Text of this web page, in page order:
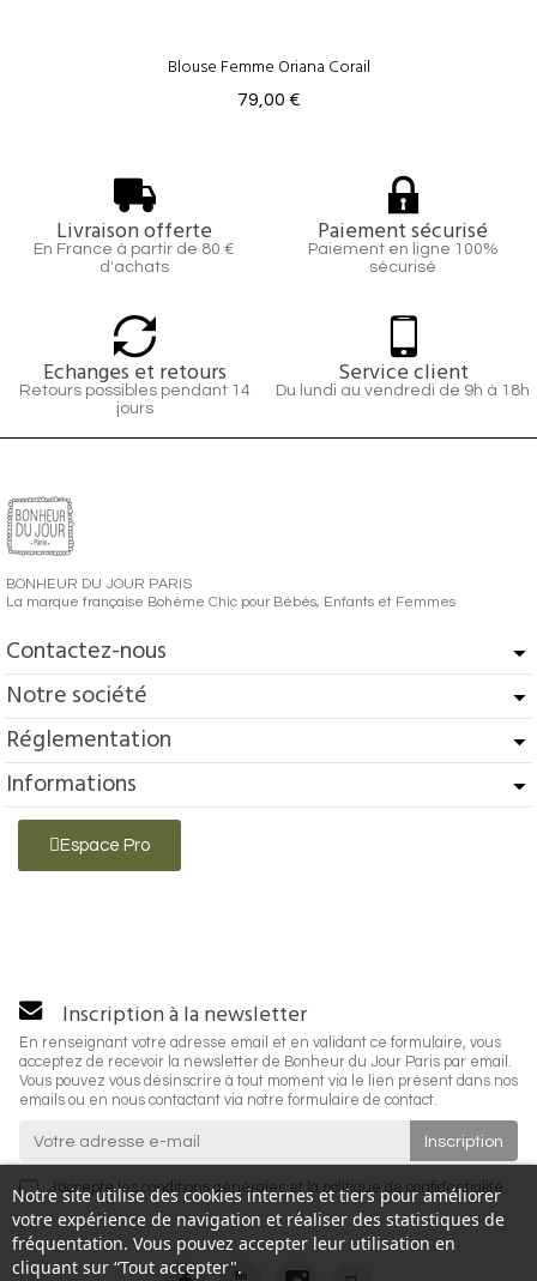
Blouse Femme Oriana Corail
79,00 €
Livraison offerte
En France à partir de 80 €
d'achats
Paiement sécurisé
Paiement en ligne 100%
sécurisé
Echanges et retours
Retours possibles pendant 14
jours
Service client
Du lundi au vendredi de 9h à 18h
BONHEUR DU JOUR PARIS
La marque française Bohème Chic pour Bébés, Enfants et Femmes
Contactez-nous
Notre société
Réglementation
Informations
Espace Pro
Notre site utilise des cookies internes et tiers pour améliorer
votre expérience de navigation et réaliser des statistiques de
fréquentation. Vous pouvez accepter leur utilisation en
cliquant sur “Tout accepter".
Inscription à la newsletter
En renseignant votre adresse email et en validant ce formulaire, vous
acceptez de recevoir la newsletter de Bonheur du Jour Paris par email.
Vous pouvez vous désinscrire à tout moment via le lien présent dans nos
emails ou en nous contactant via notre formulaire de contact.
J'accepte les conditions générales et la politique de confidentialité.